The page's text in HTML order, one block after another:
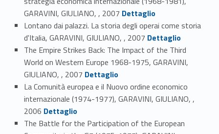
GARAVINI, GIULIANO, , 2007 Link identifier #identifier_person_701-20
Dettaglio
Lontano dai palazzi. La storia degli operai come storia
d'Italia, GARAVINI, GIULIANO, , 2007 Link identifier #identifier_person_52622-21
Dettaglio
The Empire Strikes Back: The Impact of the Third
World on Western Europe 1968-1975, GARAVINI,
GIULIANO, , 2007 Link identifier #identifier_person_91227-22
Dettaglio
La Comunità europea e il Nuovo ordine economico
internazionale (1974-1977), GARAVINI, GIULIANO, ,
2006 Link identifier #identifier_person_29702-23
Dettaglio
The Battle for the Participation of the European